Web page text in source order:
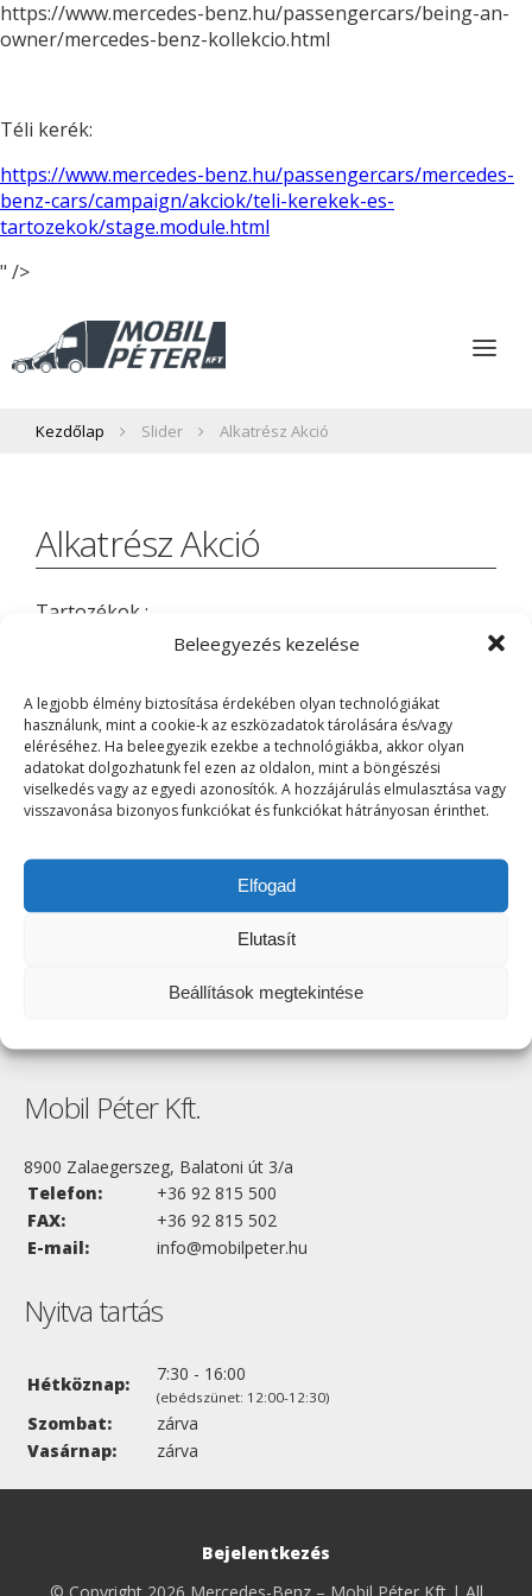
Beleegyezés kezelése
A legjobb élmény biztosítása érdekében olyan technológiákat
használunk, mint a cookie-k az eszközadatok tárolására és/vagy
eléréséhez. Ha beleegyezik ezekbe a technológiákba, akkor olyan
adatokat dolgozhatunk fel ezen az oldalon, mint a böngészési
viselkedés vagy az egyedi azonosítók. A hozzájárulás elmulasztása vagy
visszavonása bizonyos funkciókat és funkciókat hátrányosan érinthet.
Elfogad
Elutasít
Beállítások megtekintése
https://www.mercedes-benz.hu/passengercars/being-an-
owner/mercedes-benz-kollekcio.html
Téli kerék:
https://www.mercedes-benz.hu/passengercars/mercedes-
benz-cars/campaign/akciok/teli-kerekek-es-
tartozekok/stage.module.html
" />
Kezdőlap Slider Alkatrész Akció
Alkatrész Akció
Tartozékok :
https://www.mercedes-
owner/mercedes-benz-kollekcio.html
Téli kerék:
cars/campaign/akciok/teli-kerekek-es-
Mobil Péter Kft.
8900 Zalaegerszeg, Balatoni út 3/a
Telefon:
+36 92 815 500
FAX:
+36 92 815 502
E-mail:
info@mobilpeter.hu
Nyitva tartás
Hétköznap: 7:30 - 16:00
(ebédszünet: 12:00-12:30)
Szombat:
zárva
Vasárnap:
zárva
Bejelentkezés